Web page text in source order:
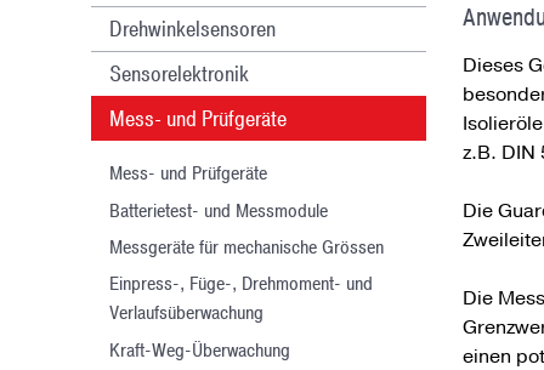
Drehwinkelsensoren
Sensorelektronik
Mess- und Prüfgeräte
Mess- und Prüfgeräte
Batterietest- und Messmodule
Messgeräte für mechanische Grössen
Einpress-, Füge-, Drehmoment- und
Verlaufsüberwachung
Kraft-Weg-Überwachung
Dieses
z.B. DIN
Die
Die
einen